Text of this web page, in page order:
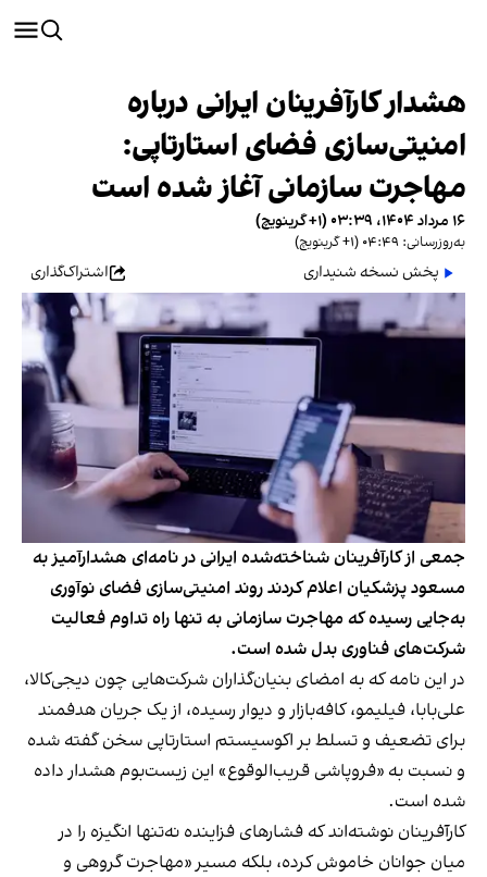
هشدار کارآفرینان ایرانی درباره
امنیتی‌سازی فضای استارتاپی:
مهاجرت سازمانی آغاز شده است
۱۶ مرداد ۱۴۰۴، ۰۳:۳۹ (‎+۱ گرینویچ)
به‌روزرسانی: ۰۴:۴۹ (‎+۱ گرینویچ)
پخش نسخه شنیداری اشتراک‌گذاری
جمعی از کارآفرینان شناخته‌شده ایرانی در نامه‌ای هشدارآمیز به
مسعود پزشکیان اعلام کردند روند امنیتی‌سازی فضای نوآوری
به‌جایی رسیده که مهاجرت سازمانی به تنها راه تداوم فعالیت
شرکت‌های فناوری بدل شده است.
در این نامه که به امضای بنیان‌گذاران شرکت‌هایی چون دیجی‌کالا،
علی‌بابا، فیلیمو، کافه‌بازار و دیوار رسیده، از یک جریان هدفمند
برای تضعیف و تسلط بر اکوسیستم استارتاپی سخن گفته شده
و نسبت به «فروپاشی قریب‌الوقوع» این زیست‌بوم هشدار داده
شده است.
کارآفرینان نوشته‌اند که فشارهای فزاینده نه‌تنها انگیزه را در
میان جوانان خاموش کرده، بلکه مسیر «مهاجرت گروهی و